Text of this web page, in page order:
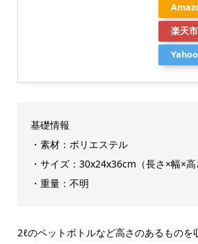
楽天
基礎情報
・素材：ポリエステル
・サイズ：30x24x36cm（長さ×幅×高
・重量：不明
2ℓのペットボトルなど高さのあるものを